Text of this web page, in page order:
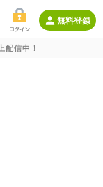
無料登録
配信中！